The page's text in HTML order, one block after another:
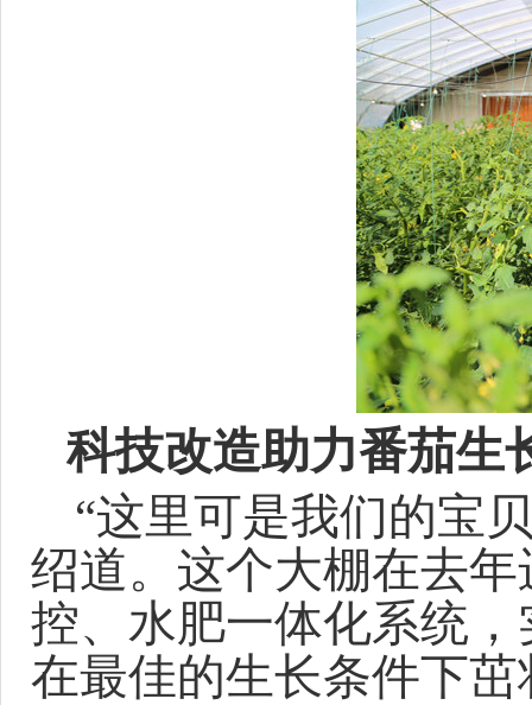
科技改造助力番茄生
“这里可是我们的宝
绍道。这个大棚在去
控、水肥一体化系统
在最佳的生长条件下